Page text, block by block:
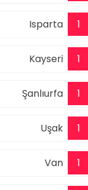
Isparta 1
Kayseri 1
Şanlıurfa 1
Uşak 1
Van 1